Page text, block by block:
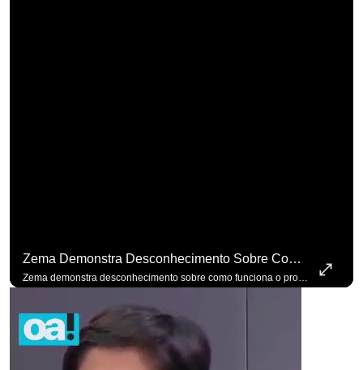
Zema Demonstra Desconhecimento Sobre Como Funciona O Processo De Mudança Das Leis. #OAntagonista